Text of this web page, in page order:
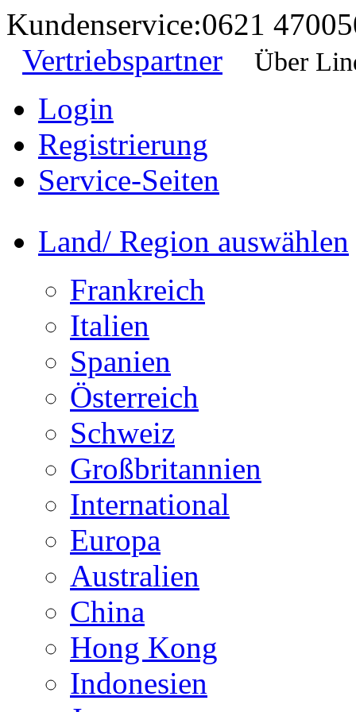
Kundenservice:0621
Vertriebspartner
Über
Login
Registrierung
Service-Seiten
Land/ Region auswählen
Frankreich
Italien
Spanien
Österreich
Schweiz
Großbritannien
International
Europa
Australien
China
Hong Kong
Indonesien